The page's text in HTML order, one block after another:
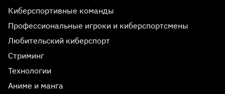
Киберспортивные команды
Профессиональные игроки и киберспортсмены
Любительский киберспорт
Стриминг
Технологии
Аниме и манга